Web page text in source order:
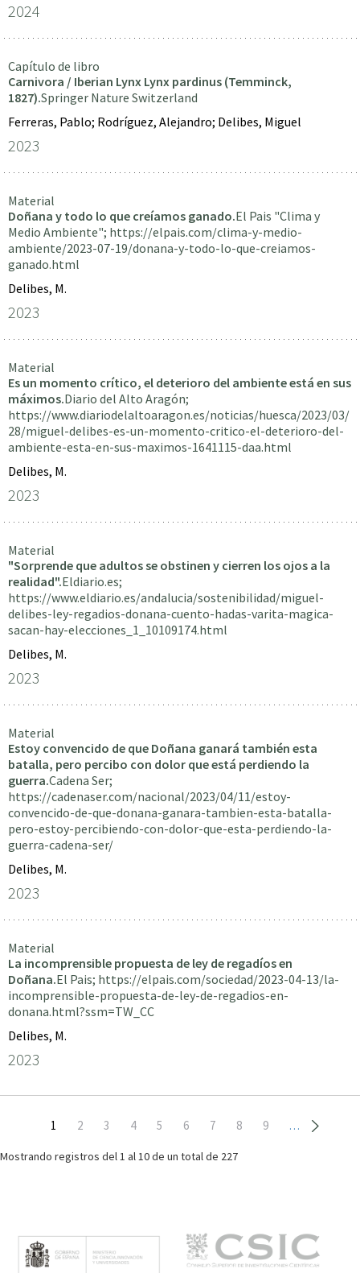
2024
Capítulo de libro
Carnivora / Iberian Lynx Lynx pardinus (Temminck,
1827).Springer Nature Switzerland
Ferreras, Pablo; Rodríguez, Alejandro; Delibes, Miguel
2023
Material
Doñana y todo lo que creíamos ganado.El Pais "Clima y
Medio Ambiente"; https://elpais.com/clima-y-medio-
ambiente/2023-07-19/donana-y-todo-lo-que-creiamos-
ganado.html
Delibes, M.
2023
Material
Es un momento crítico, el deterioro del ambiente está en sus
máximos.Diario del Alto Aragón;
https://www.diariodelaltoaragon.es/noticias/huesca/2023/03/
28/miguel-delibes-es-un-momento-critico-el-deterioro-del-
ambiente-esta-en-sus-maximos-1641115-daa.html
Delibes, M.
2023
Material
"Sorprende que adultos se obstinen y cierren los ojos a la
realidad".Eldiario.es;
https://www.eldiario.es/andalucia/sostenibilidad/miguel-
delibes-ley-regadios-donana-cuento-hadas-varita-magica-
sacan-hay-elecciones_1_10109174.html
Delibes, M.
2023
Material
Estoy convencido de que Doñana ganará también esta
batalla, pero percibo con dolor que está perdiendo la
guerra.Cadena Ser;
https://cadenaser.com/nacional/2023/04/11/estoy-
convencido-de-que-donana-ganara-tambien-esta-batalla-
pero-estoy-percibiendo-con-dolor-que-esta-perdiendo-la-
guerra-cadena-ser/
Delibes, M.
2023
Material
La incomprensible propuesta de ley de regadíos en
Doñana.El Pais; https://elpais.com/sociedad/2023-04-13/la-
incomprensible-propuesta-de-ley-de-regadios-en-
donana.html?ssm=TW_CC
Delibes, M.
2023
Página
1 Page
2 Page
3 Page
4 Page
5 Page
6 Page
7 Page
8 Page
9 …
Mostrando registros del1 al 10de un total de 227
e